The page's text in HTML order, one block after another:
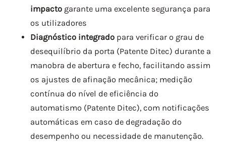
impacto garante uma excelente segurança para
os utilizadores
Diagnóstico integrado para verificar o grau de
desequilíbrio da porta (Patente Ditec) durante a
manobra de abertura e fecho, facilitando assim
os ajustes de afinação mecânica; medição
contínua do nível de eficiência do
automatismo (Patente Ditec), com notificações
automáticas em caso de degradação do
desempenho ou necessidade de manutenção.